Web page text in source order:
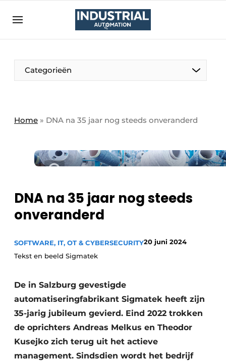
Aanmelden
Bedrijven
Bedrijven
Direct contact
Evenement aanmelden
Home
Nieuwsbrief
Podcasts
Vacature aanmelden
Video’s
Categorieën
Home » DNA na 35 jaar nog steeds onveranderd
DNA na 35 jaar nog steeds
onveranderd
SOFTWARE, IT, OT & CYBERSECURITY20 juni 2024
Tekst en beeld Sigmatek
De in Salzburg gevestigde
automatiseringfabrikant Sigmatek heeft zijn
35-jarig jubileum gevierd. Eind 2022 trokken
de oprichters Andreas Melkus en Theodor
Kusejko zich terug uit het actieve
management. Sindsdien wordt het bedrijf